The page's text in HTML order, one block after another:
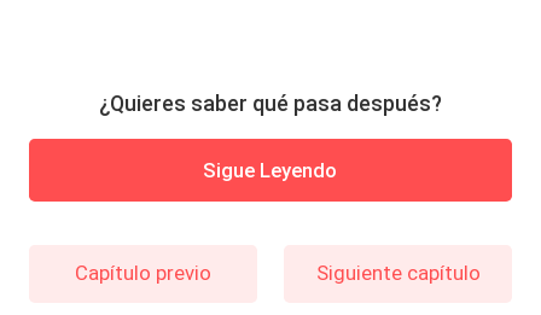
¿Quieres saber qué pasa después?
Sigue Leyendo
Capítulo previo Siguiente capítulo